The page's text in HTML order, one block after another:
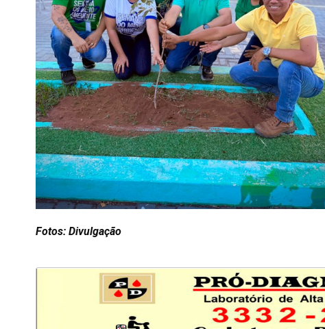
Fotos: Divulgação